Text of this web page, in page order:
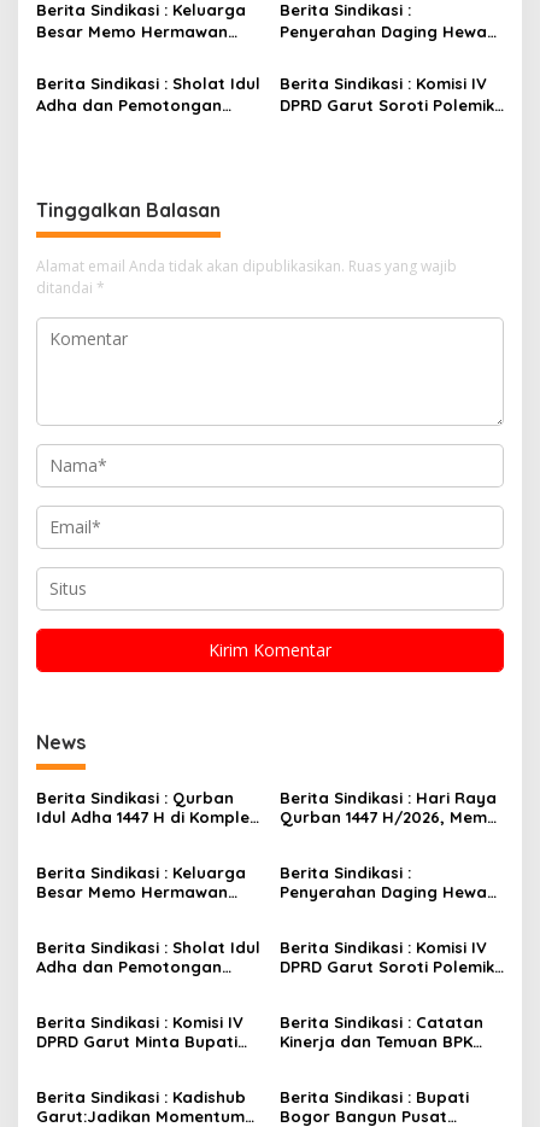
Khidmat
Antar Sesama.
Berita Sindikasi : Keluarga
Besar Memo Hermawan
Jabar Teguhkan Ukhuwah
dan Solidaritas Umat di
Momentum Idul Kurban
Berita Sindikasi :
Penyerahan Daging Hewan
Berjalan Lancar, Warga
Antusiasi Sambut
Berita Sindikasi : Sholat Idul
Adha dan Pemotongan
Berita Sindikasi : Komisi IV
DPRD Garut Soroti Polemik
Tinggalkan Balasan
Alamat email Anda tidak akan dipublikasikan. Ruas yang wajib
ditandai *
News
Berita Sindikasi : Qurban
Idul Adha 1447 H di Komplek
Khidmat
Berita Sindikasi : Hari Raya
Qurban 1447 H/2026, Memo
Antar Sesama.
Berita Sindikasi : Keluarga
Besar Memo Hermawan
dan Solidaritas Umat di
Momentum Idul Kurban
Berita Sindikasi :
Penyerahan Daging Hewan
Antusiasi Sambut
Kebersamaan
Berita Sindikasi : Sholat Idul
Adha dan Pemotongan
Berita Sindikasi : Komisi IV
DPRD Garut Soroti Polemik
Penjelasan
Berita Sindikasi : Komisi IV
DPRD Garut Minta Bupati
Berita Sindikasi : Catatan
Kinerja dan Temuan BPK
Berita Sindikasi : Kadishub
Garut:Jadikan Momentum
Berita Sindikasi : Bupati
Bogor Bangun Pusat